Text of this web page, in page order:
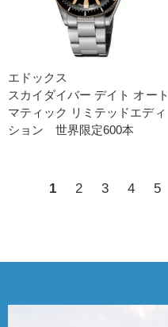
エドックス
スカイダイバー デイト オート
マティック リミテッドエディ
ション 世界限定600本
1 2 3 4 5